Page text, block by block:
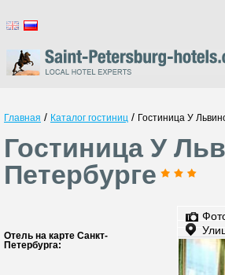
Главная / Каталог гостиниц / Гостиница У
Гостиница У
Петербурге
Отель на карте Санкт-
Петербурга: